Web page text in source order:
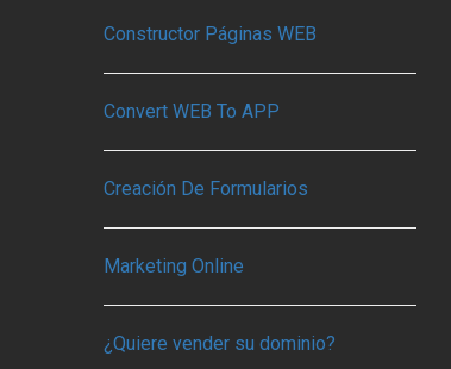
Constructor Páginas WEB
Convert WEB To APP
Creación De Formularios
Marketing Online
¿Quiere vender su dominio?